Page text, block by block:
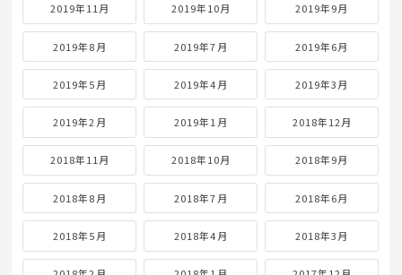
2019年11月 2019年10月 2019年9月
2019年8月 2019年7月 2019年6月
2019年5月 2019年4月 2019年3月
2019年2月 2019年1月 2018年12月
2018年11月 2018年10月 2018年9月
2018年8月 2018年7月 2018年6月
2018年5月 2018年4月 2018年3月